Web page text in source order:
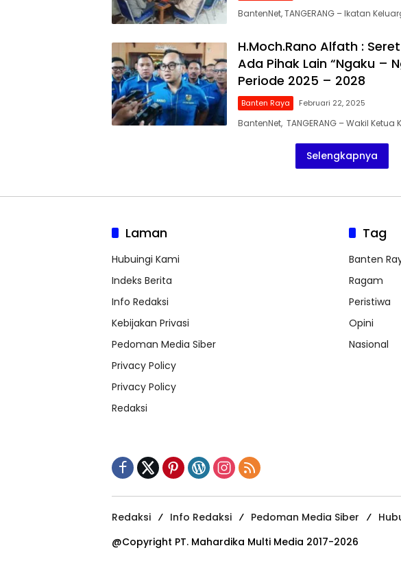
BantenNet, TANGERANG – Ikatan
H.Moch.Rano Alfath :
Ada Pihak Lain “Ngaku –
Periode 2025 – 2028
Banten Raya Februari 22, 2025
BantenNet, TANGERANG – Wakil Ketua
Selengkapnya
Laman
Hubuingi Kami
Indeks Berita
Info Redaksi
Kebijakan Privasi
Pedoman Media Siber
Privacy Policy
Privacy Policy
Redaksi
Tag
Banten
Ragam
Peristiwa
Opini
Nasional
Redaksi Info Redaksi Pedoman Media Siber
@Copyright PT. Mahardika Multi Media 2017-2026